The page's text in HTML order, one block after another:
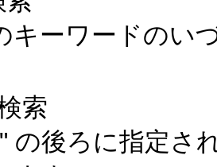
キーワードのい
索
の後ろに指定さ